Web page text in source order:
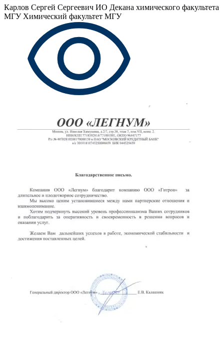
Карлов Сергей Сергеевич ИО Декана химического факультета
МГУ Химический факультет МГУ